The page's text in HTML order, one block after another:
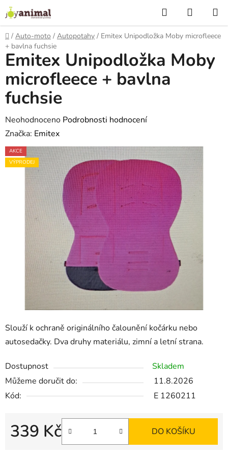
Přejít
na
obsah
Hledat
KOŠÍK
Domů
/ Auto-moto / Autopotahy / Emitex Unipodložka Moby microfleece
+ bavlna fuchsie
Slouží k ochraně originálního čalounění kočárku nebo
autosedačky. Dva druhy materiálu, zimní a letní strana.
Dostupnost
Skladem
Můžeme doručit do:
11.8.2026
Kód:
E 1260211
339 Kč DO KOŠÍKU
Emitex Unipodložka Moby
microfleece + bavlna
fuchsie
Průměrné
hodnocení
produktu
je
hvězdiček.
Neohodnoceno Podrobnosti hodnocení
Značka: Emitex
AKCE
VÝPRODEJ